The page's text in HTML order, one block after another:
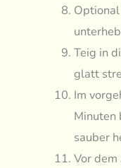
Teig in
glatt
Im
Minuten
sauber
Vor